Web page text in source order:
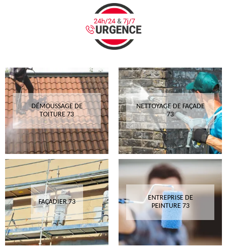
DÉMOUSSAGE DE
TOITURE 73
NETTOYAGE DE FAÇADE
73
FAÇADIER 73
ENTREPRISE DE
PEINTURE 73